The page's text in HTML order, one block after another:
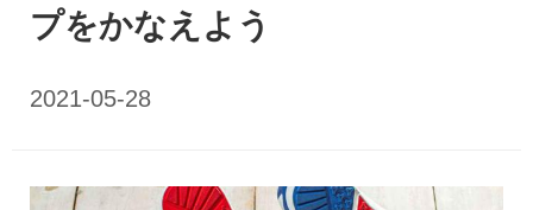
プをかなえよう